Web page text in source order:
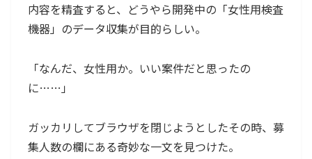
内容を精査すると、どうやら開発中の「女性用検査
機器」のデータ収集が目的らしい。
「なんだ、女性用か。いい案件だと思ったの
に……」
ガッカリしてブラウザを閉じようとしたその時、募
集人数の欄にある奇妙な一文を見つけた。